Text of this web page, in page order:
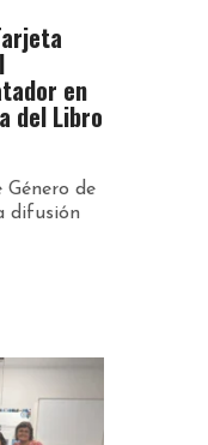
en
del Libro
Género de
difusión